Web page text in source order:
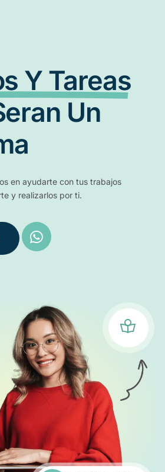
Y Tareas
Un
en ayudarte con tus trabajos
y realizarlos por ti.